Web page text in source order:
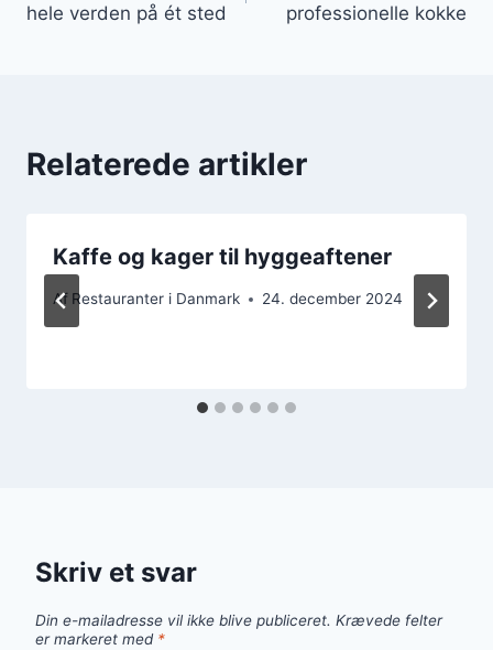
hele verden på ét sted
professionelle kokke
Relaterede artikler
Kaffe og kager til hyggeaftener
Af Restauranter i Danmark 24. december 2024
Skriv et svar
Din e-mailadresse vil ikke blive publiceret. Krævede felter
er markeret med *